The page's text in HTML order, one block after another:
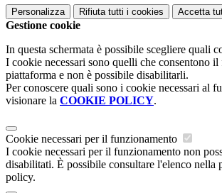
Personalizza Rifiuta tutti i cookies Accetta
Gestione cookie
In questa schermata è possibile scegliere quali
I cookie necessari sono quelli che consentono
piattaforma e non è possibile disabilitarli.
Per conoscere quali sono i cookie necessari al
visionare la COOKIE POLICY.
Cookie necessari per il funzionamento
I cookie necessari per il funzionamento non
disabilitati. È possibile consultare l'elenco nella
policy.